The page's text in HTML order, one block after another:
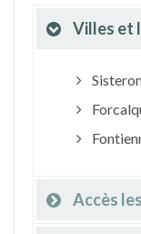
Villes et
Accès